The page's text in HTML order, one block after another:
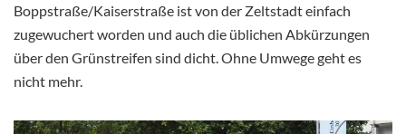
Boppstraße/Kaiserstraße ist von der Zeltstadt einfach
zugewuchert worden und auch die üblichen Abkürzungen
über den Grünstreifen sind dicht. Ohne Umwege geht es
nicht mehr.